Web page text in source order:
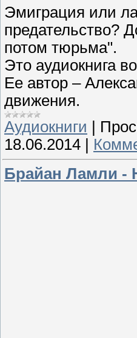
Эмиграция или
предательство?
потом тюрьма".
Это аудиокнига
Ее автор –
движения.
Аудиокниги
18.06.2014
Брайан Ламли -